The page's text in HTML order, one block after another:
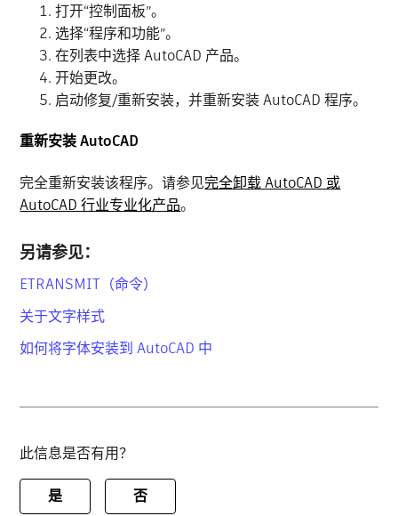
打开“控制面板”。
选择“程序和功能”。
在列表中选择 AutoCAD 产品。
开始更改。
启动修复/重新安装，并重新安装 AutoCAD 程序。
重新安装 AutoCAD
完全重新安装该程序。请参见完全卸载 AutoCAD 或
AutoCAD 行业专业化产品。
另请参见：
ETRANSMIT（命令）
关于文字样式
如何将字体安装到 AutoCAD 中
此信息是否有用？
是 否